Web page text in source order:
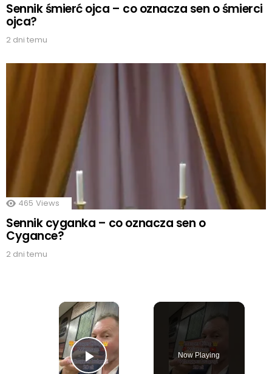
Sennik śmierć ojca – co oznacza sen o śmierci
ojca?
2 dni temu
465 Views
Sennik cyganka – co oznacza sen o
Cygance?
2 dni temu
×
Now Playing